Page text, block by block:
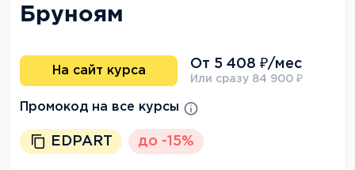
Бруноям
На сайт курса
От 5 408 ₽/мес
Или сразу 84 900 ₽
Промокод на все курсы
EDPART до -15%